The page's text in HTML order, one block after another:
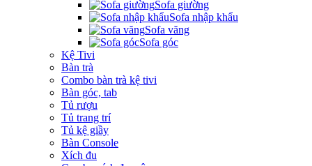
Sofa giường
Sofa nhập khẩu
Sofa văng
Sofa góc
Kệ Tivi
Bàn trà
Combo bàn trà kệ tivi
Bàn góc, tab
Tủ rượu
Tủ trang trí
Tủ kệ giầy
Bàn Console
Xích đu